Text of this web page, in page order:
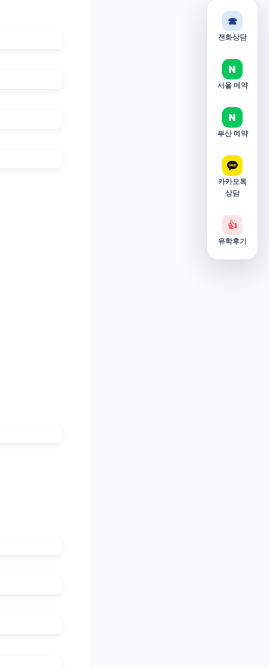
☎
전화상담
N
서울 예약
N
부산 예약
카카오톡
상담
👍
유학후기